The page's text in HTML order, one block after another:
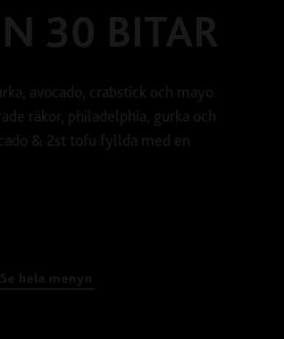
30 BITAR
avocado, crabstick och mayo.
räkor, philadelphia, gurka och
& 2st tofu fyllda med en
Se hela menyn